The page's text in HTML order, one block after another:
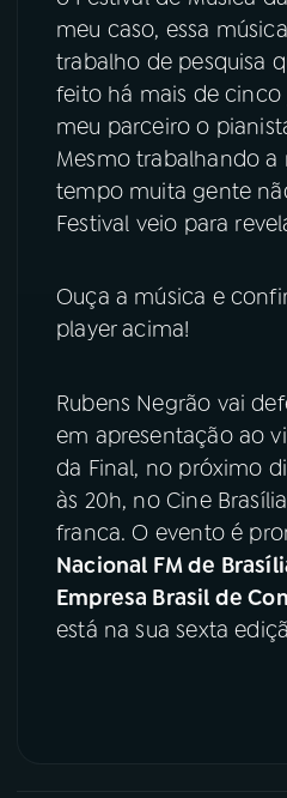
meu caso, essa
trabalho de pesquisa
feito há mais de
meu parceiro o
Mesmo trabalhando
tempo muita gente
Festival veio para
Ouça a música e
player acima!
Rubens Negrão vai
em apresentação ao
da Final, no próximo
às 20h, no Cine
franca. O evento é
Nacional FM de
Empresa Brasil de
está na sua sexta